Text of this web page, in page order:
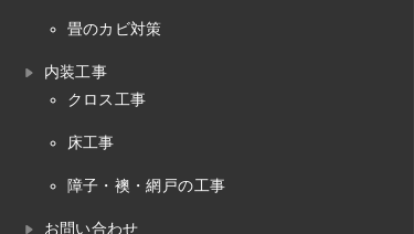
畳のカビ対策
内装工事
クロス工事
床工事
障子・襖・網戸の工事
お問い合わせ